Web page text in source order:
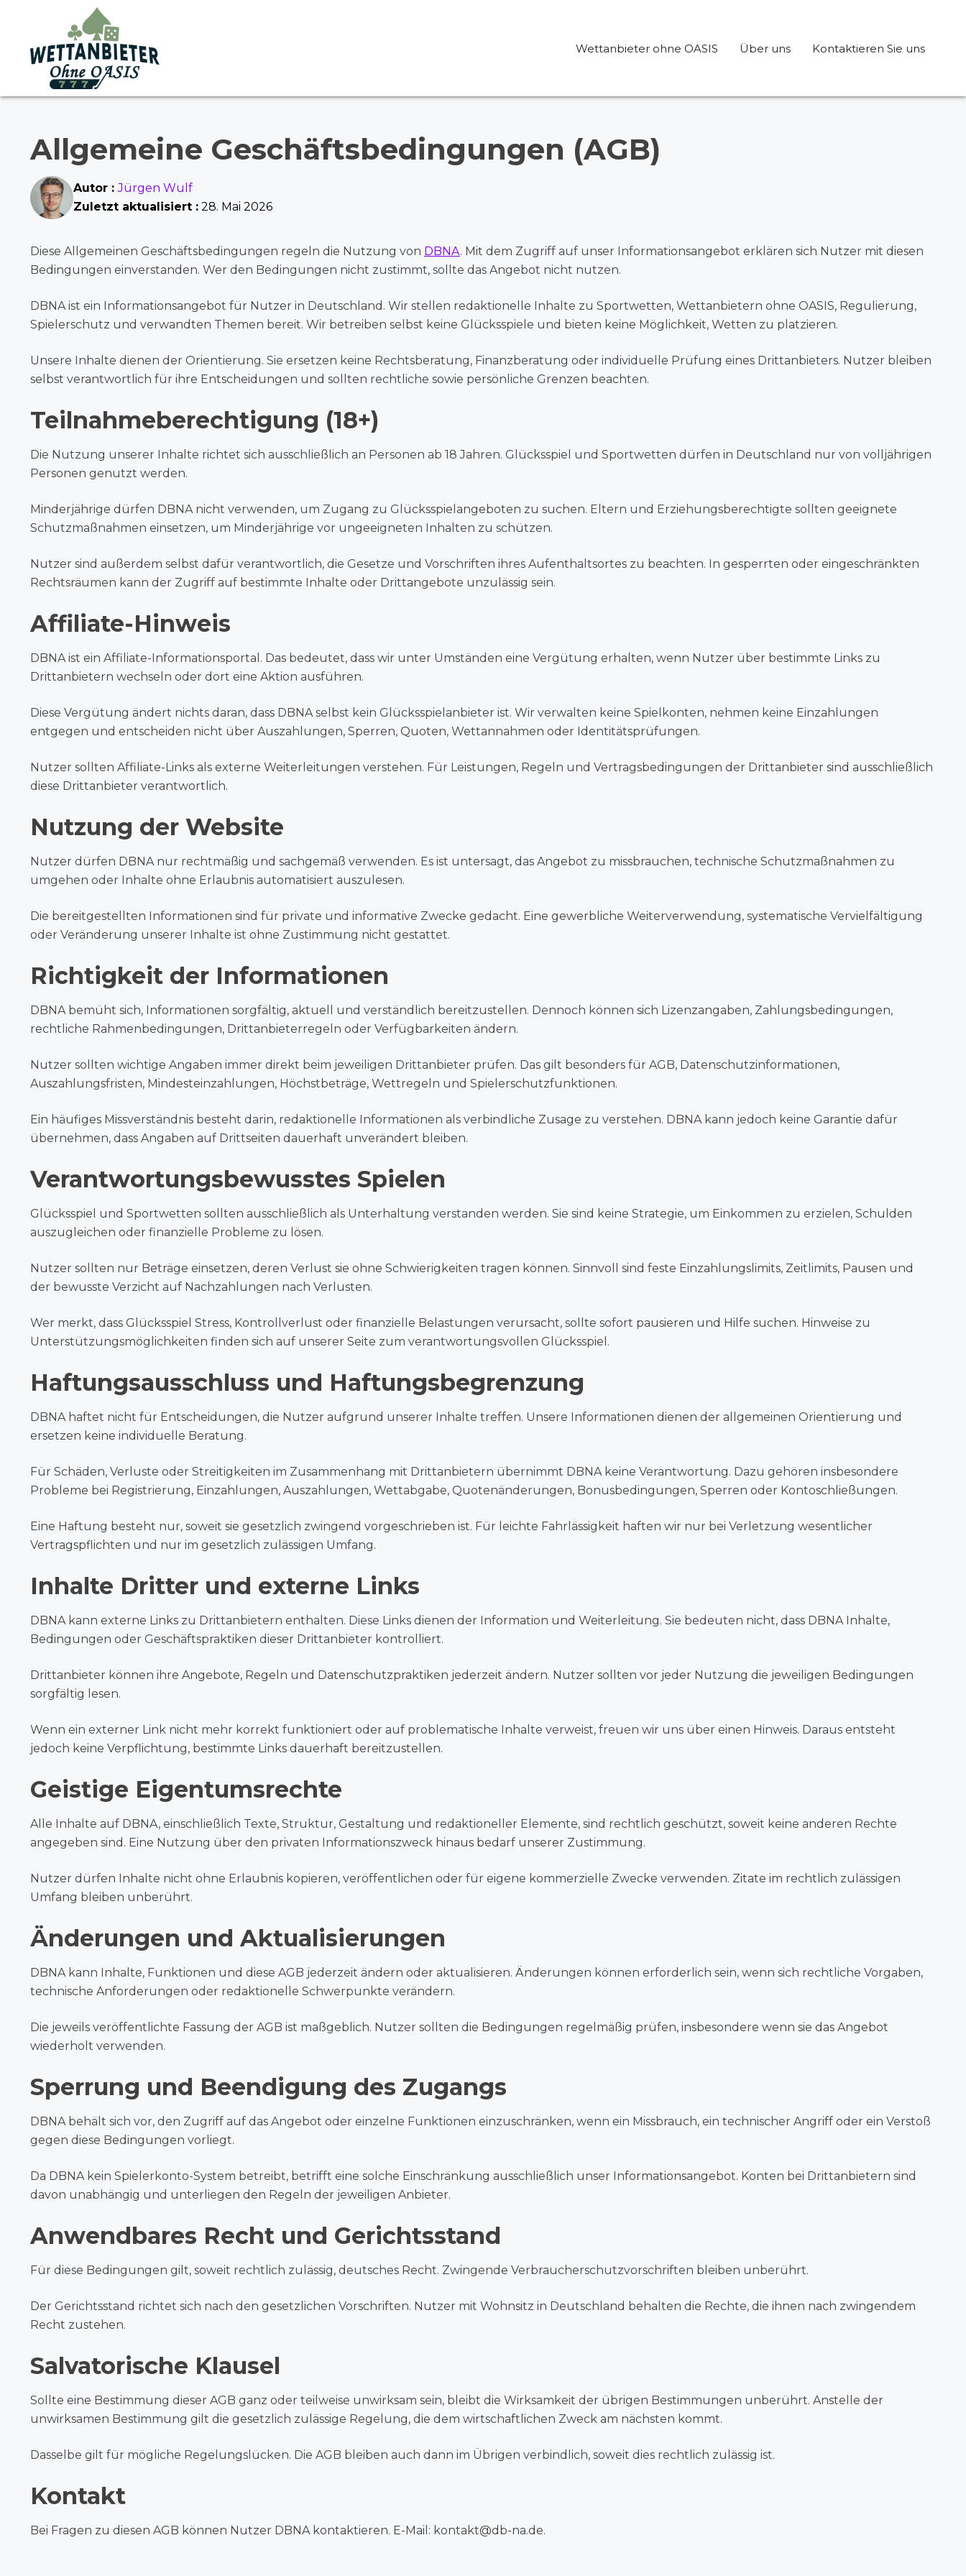
content
Wettanbieter ohne OASIS Über uns Kontaktieren Sie uns
Allgemeine Geschäftsbedingungen (AGB)
Autor : Jürgen Wulf
Zuletzt aktualisiert : 28. Mai 2026
Diese Allgemeinen Geschäftsbedingungen regeln die Nutzung von DBNA. Mit dem Zugriff auf unser Informationsangebot erklären sich Nutzer mit diesen
Bedingungen einverstanden. Wer den Bedingungen nicht zustimmt, sollte das Angebot nicht nutzen.
DBNA ist ein Informationsangebot für Nutzer in Deutschland. Wir stellen redaktionelle Inhalte zu Sportwetten, Wettanbietern ohne OASIS, Regulierung,
Spielerschutz und verwandten Themen bereit. Wir betreiben selbst keine Glücksspiele und bieten keine Möglichkeit, Wetten zu platzieren.
Unsere Inhalte dienen der Orientierung. Sie ersetzen keine Rechtsberatung, Finanzberatung oder individuelle Prüfung eines Drittanbieters. Nutzer bleiben
selbst verantwortlich für ihre Entscheidungen und sollten rechtliche sowie persönliche Grenzen beachten.
Teilnahmeberechtigung (18+)
Die Nutzung unserer Inhalte richtet sich ausschließlich an Personen ab 18 Jahren. Glücksspiel und Sportwetten dürfen in Deutschland nur von volljährigen
Personen genutzt werden.
Minderjährige dürfen DBNA nicht verwenden, um Zugang zu Glücksspielangeboten zu suchen. Eltern und Erziehungsberechtigte sollten geeignete
Schutzmaßnahmen einsetzen, um Minderjährige vor ungeeigneten Inhalten zu schützen.
Nutzer sind außerdem selbst dafür verantwortlich, die Gesetze und Vorschriften ihres Aufenthaltsortes zu beachten. In gesperrten oder eingeschränkten
Rechtsräumen kann der Zugriff auf bestimmte Inhalte oder Drittangebote unzulässig sein.
Affiliate-Hinweis
DBNA ist ein Affiliate-Informationsportal. Das bedeutet, dass wir unter Umständen eine Vergütung erhalten, wenn Nutzer über bestimmte Links zu
Drittanbietern wechseln oder dort eine Aktion ausführen.
Diese Vergütung ändert nichts daran, dass DBNA selbst kein Glücksspielanbieter ist. Wir verwalten keine Spielkonten, nehmen keine Einzahlungen
entgegen und entscheiden nicht über Auszahlungen, Sperren, Quoten, Wettannahmen oder Identitätsprüfungen.
Nutzer sollten Affiliate-Links als externe Weiterleitungen verstehen. Für Leistungen, Regeln und Vertragsbedingungen der Drittanbieter sind ausschließlich
diese Drittanbieter verantwortlich.
Nutzung der Website
Nutzer dürfen DBNA nur rechtmäßig und sachgemäß verwenden. Es ist untersagt, das Angebot zu missbrauchen, technische Schutzmaßnahmen zu
umgehen oder Inhalte ohne Erlaubnis automatisiert auszulesen.
Die bereitgestellten Informationen sind für private und informative Zwecke gedacht. Eine gewerbliche Weiterverwendung, systematische Vervielfältigung
oder Veränderung unserer Inhalte ist ohne Zustimmung nicht gestattet.
Richtigkeit der Informationen
DBNA bemüht sich, Informationen sorgfältig, aktuell und verständlich bereitzustellen. Dennoch können sich Lizenzangaben, Zahlungsbedingungen,
rechtliche Rahmenbedingungen, Drittanbieterregeln oder Verfügbarkeiten ändern.
Nutzer sollten wichtige Angaben immer direkt beim jeweiligen Drittanbieter prüfen. Das gilt besonders für AGB, Datenschutzinformationen,
Auszahlungsfristen, Mindesteinzahlungen, Höchstbeträge, Wettregeln und Spielerschutzfunktionen.
Ein häufiges Missverständnis besteht darin, redaktionelle Informationen als verbindliche Zusage zu verstehen. DBNA kann jedoch keine Garantie dafür
übernehmen, dass Angaben auf Drittseiten dauerhaft unverändert bleiben.
Verantwortungsbewusstes Spielen
Glücksspiel und Sportwetten sollten ausschließlich als Unterhaltung verstanden werden. Sie sind keine Strategie, um Einkommen zu erzielen, Schulden
auszugleichen oder finanzielle Probleme zu lösen.
Nutzer sollten nur Beträge einsetzen, deren Verlust sie ohne Schwierigkeiten tragen können. Sinnvoll sind feste Einzahlungslimits, Zeitlimits, Pausen und
der bewusste Verzicht auf Nachzahlungen nach Verlusten.
Wer merkt, dass Glücksspiel Stress, Kontrollverlust oder finanzielle Belastungen verursacht, sollte sofort pausieren und Hilfe suchen. Hinweise zu
Unterstützungsmöglichkeiten finden sich auf unserer Seite zum verantwortungsvollen Glücksspiel.
Haftungsausschluss und Haftungsbegrenzung
DBNA haftet nicht für Entscheidungen, die Nutzer aufgrund unserer Inhalte treffen. Unsere Informationen dienen der allgemeinen Orientierung und
ersetzen keine individuelle Beratung.
Für Schäden, Verluste oder Streitigkeiten im Zusammenhang mit Drittanbietern übernimmt DBNA keine Verantwortung. Dazu gehören insbesondere
Probleme bei Registrierung, Einzahlungen, Auszahlungen, Wettabgabe, Quotenänderungen, Bonusbedingungen, Sperren oder Kontoschließungen.
Eine Haftung besteht nur, soweit sie gesetzlich zwingend vorgeschrieben ist. Für leichte Fahrlässigkeit haften wir nur bei Verletzung wesentlicher
Vertragspflichten und nur im gesetzlich zulässigen Umfang.
Inhalte Dritter und externe Links
DBNA kann externe Links zu Drittanbietern enthalten. Diese Links dienen der Information und Weiterleitung. Sie bedeuten nicht, dass DBNA Inhalte,
Bedingungen oder Geschäftspraktiken dieser Drittanbieter kontrolliert.
Drittanbieter können ihre Angebote, Regeln und Datenschutzpraktiken jederzeit ändern. Nutzer sollten vor jeder Nutzung die jeweiligen Bedingungen
sorgfältig lesen.
Wenn ein externer Link nicht mehr korrekt funktioniert oder auf problematische Inhalte verweist, freuen wir uns über einen Hinweis. Daraus entsteht
jedoch keine Verpflichtung, bestimmte Links dauerhaft bereitzustellen.
Geistige Eigentumsrechte
Alle Inhalte auf DBNA, einschließlich Texte, Struktur, Gestaltung und redaktioneller Elemente, sind rechtlich geschützt, soweit keine anderen Rechte
angegeben sind. Eine Nutzung über den privaten Informationszweck hinaus bedarf unserer Zustimmung.
Nutzer dürfen Inhalte nicht ohne Erlaubnis kopieren, veröffentlichen oder für eigene kommerzielle Zwecke verwenden. Zitate im rechtlich zulässigen
Umfang bleiben unberührt.
Änderungen und Aktualisierungen
DBNA kann Inhalte, Funktionen und diese AGB jederzeit ändern oder aktualisieren. Änderungen können erforderlich sein, wenn sich rechtliche Vorgaben,
technische Anforderungen oder redaktionelle Schwerpunkte verändern.
Die jeweils veröffentlichte Fassung der AGB ist maßgeblich. Nutzer sollten die Bedingungen regelmäßig prüfen, insbesondere wenn sie das Angebot
wiederholt verwenden.
Sperrung und Beendigung des Zugangs
DBNA behält sich vor, den Zugriff auf das Angebot oder einzelne Funktionen einzuschränken, wenn ein Missbrauch, ein technischer Angriff oder ein Verstoß
gegen diese Bedingungen vorliegt.
Da DBNA kein Spielerkonto-System betreibt, betrifft eine solche Einschränkung ausschließlich unser Informationsangebot. Konten bei Drittanbietern sind
davon unabhängig und unterliegen den Regeln der jeweiligen Anbieter.
Anwendbares Recht und Gerichtsstand
Für diese Bedingungen gilt, soweit rechtlich zulässig, deutsches Recht. Zwingende Verbraucherschutzvorschriften bleiben unberührt.
Der Gerichtsstand richtet sich nach den gesetzlichen Vorschriften. Nutzer mit Wohnsitz in Deutschland behalten die Rechte, die ihnen nach zwingendem
Recht zustehen.
Salvatorische Klausel
Sollte eine Bestimmung dieser AGB ganz oder teilweise unwirksam sein, bleibt die Wirksamkeit der übrigen Bestimmungen unberührt. Anstelle der
unwirksamen Bestimmung gilt die gesetzlich zulässige Regelung, die dem wirtschaftlichen Zweck am nächsten kommt.
Dasselbe gilt für mögliche Regelungslücken. Die AGB bleiben auch dann im Übrigen verbindlich, soweit dies rechtlich zulässig ist.
Kontakt
Bei Fragen zu diesen AGB können Nutzer DBNA kontaktieren. E-Mail: kontakt@db-na.de.